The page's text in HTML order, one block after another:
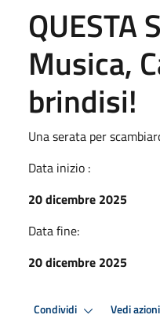
QUESTA
Musica,
brindisi!
Una serata per
Data inizio :
20 dicembre 2025
Data fine:
20 dicembre 2025
Condividi Vedi azioni